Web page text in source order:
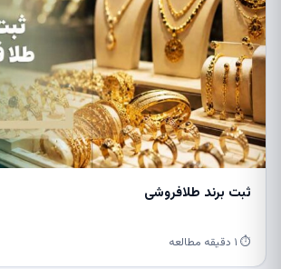
ثبت برند طلافروشی
⏱ ۱ دقیقه مطالعه